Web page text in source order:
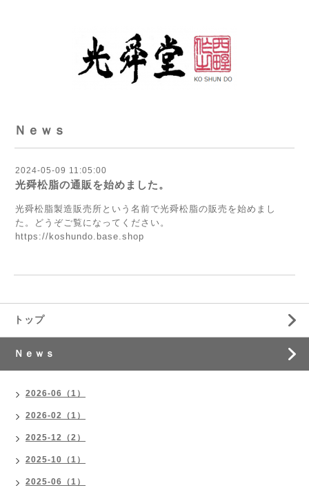
Ｎｅｗｓ
2024-05-09 11:05:00
光舜松脂の通販を始めました。
光舜松脂製造販売所という名前で光舜松脂の販売を始めまし
た。どうぞご覧になってください。
https://koshundo.base.shop
トップ
Ｎｅｗｓ
2026-06（1）
2026-02（1）
2025-12（2）
2025-10（1）
2025-06（1）